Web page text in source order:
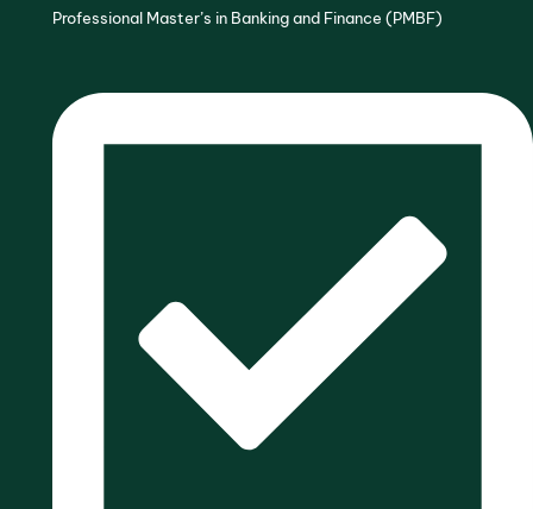
Professional Master’s in Banking and Finance (PMBF)